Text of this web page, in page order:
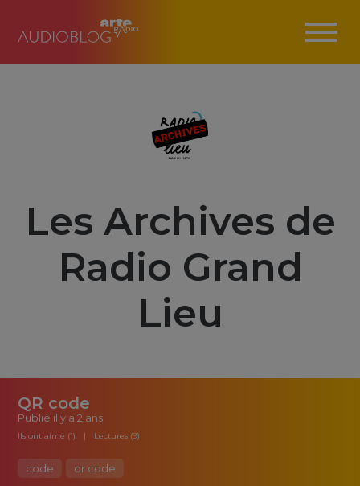
Les Archives de
Radio Grand
Lieu
QR code
Publié il y a 2 ans
Ils ont aimé (1) Lectures (9)
code qr code